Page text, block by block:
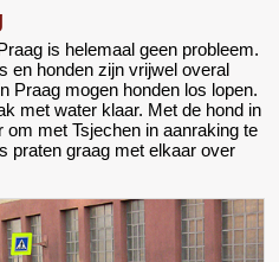
is helemaal geen probleem.
en honden zijn vrijwel overal
Praag mogen honden los lopen.
met water klaar. Met de hond in
met Tsjechen in aanraking te
praten graag met elkaar over